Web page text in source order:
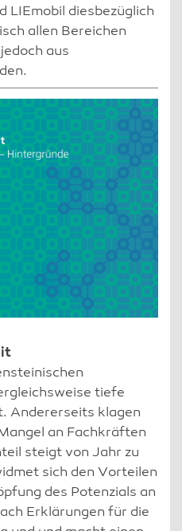
LIEmobil diesbezüglich
allen Bereichen
aus
tiefe
Andererseits klagen
an Fachkräften
steigt von Jahr zu
sich den Vorteilen
des Potenzials an
Erklärungen für die